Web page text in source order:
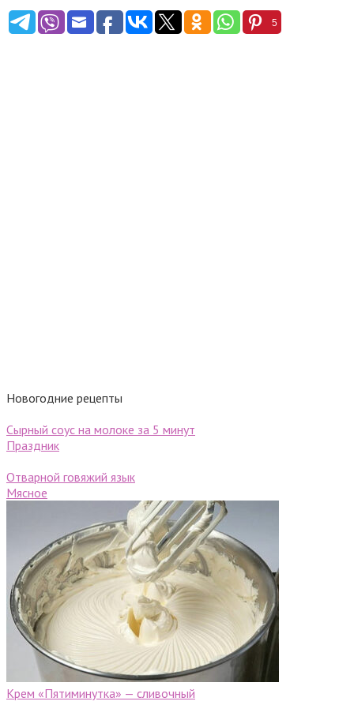
5
Новогодние рецепты
Сырный соус на молоке за 5 минут
Праздник
Отварной говяжий язык
Мясное
Крем «Пятиминутка» — сливочный